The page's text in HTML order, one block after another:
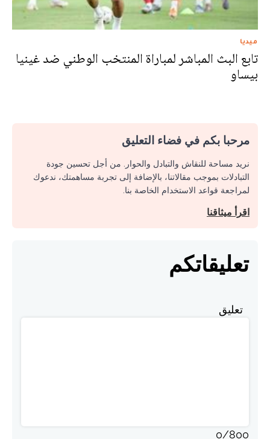
ميديا
تابع البث المباشر لمباراة المنتخب الوطني ضد غينيا
بيساو
مرحبا بكم في فضاء التعليق
نريد مساحة للنقاش والتبادل والحوار. من أجل تحسين جودة
التبادلات بموجب مقالاتنا، بالإضافة إلى تجربة مساهمتك، ندعوك
لمراجعة قواعد الاستخدام الخاصة بنا.
اقرأ ميثاقنا
تعليقاتكم
تعليق
0/800